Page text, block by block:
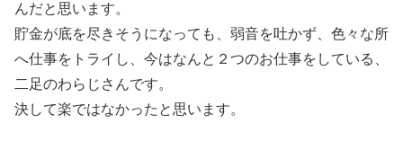
んだと思います。
貯金が底を尽きそうになっても、弱音を吐かず、色々な所
へ仕事をトライし、今はなんと２つのお仕事をしている、
二足のわらじさんです。
決して楽ではなかったと思います。